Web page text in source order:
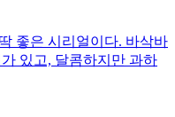
좋은 시리얼이다. 바삭바
있고, 달콤하지만 과하